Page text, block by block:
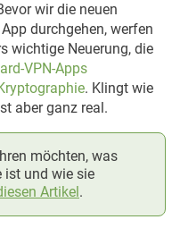
wir die neuen
durchgehen, werfen
wichtige Neuerung, die
VPN-Apps
. Klingt wie
aber ganz real.
möchten, was
ist und wie sie
Artikel.